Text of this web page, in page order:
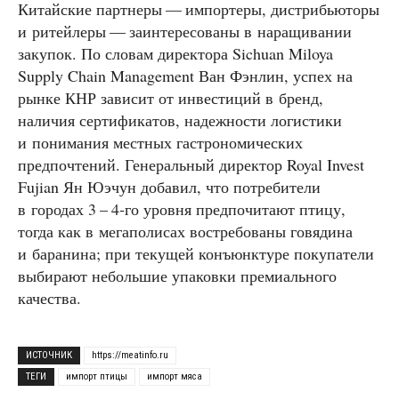
Китайские партнеры — импортеры, дистрибьюторы
и ритейлеры — заинтересованы в наращивании
закупок. По словам директора Sichuan Miloya
Supply Chain Management Ван Фэнлин, успех на
рынке КНР зависит от инвестиций в бренд,
наличия сертификатов, надежности логистики
и понимания местных гастрономических
предпочтений. Генеральный директор Royal Invest
Fujian Ян Юэчун добавил, что потребители
в городах 3 – 4‑го уровня предпочитают птицу,
тогда как в мегаполисах востребованы говядина
и баранина; при текущей конъюнктуре покупатели
выбирают небольшие упаковки премиального
качества.
ИСТОЧНИК
https://meatinfo.ru
ТЕГИ
импорт птицы импорт мяса